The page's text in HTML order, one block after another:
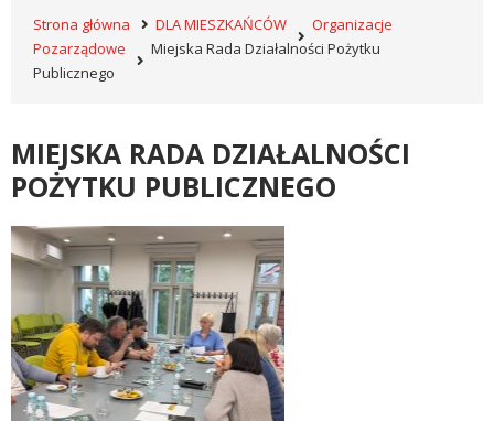
Strona główna DLA MIESZKAŃCÓW
Organizacje
Pozarządowe
Miejska Rada Działalności Pożytku
Publicznego
MIEJSKA RADA DZIAŁALNOŚCI
POŻYTKU PUBLICZNEGO
image